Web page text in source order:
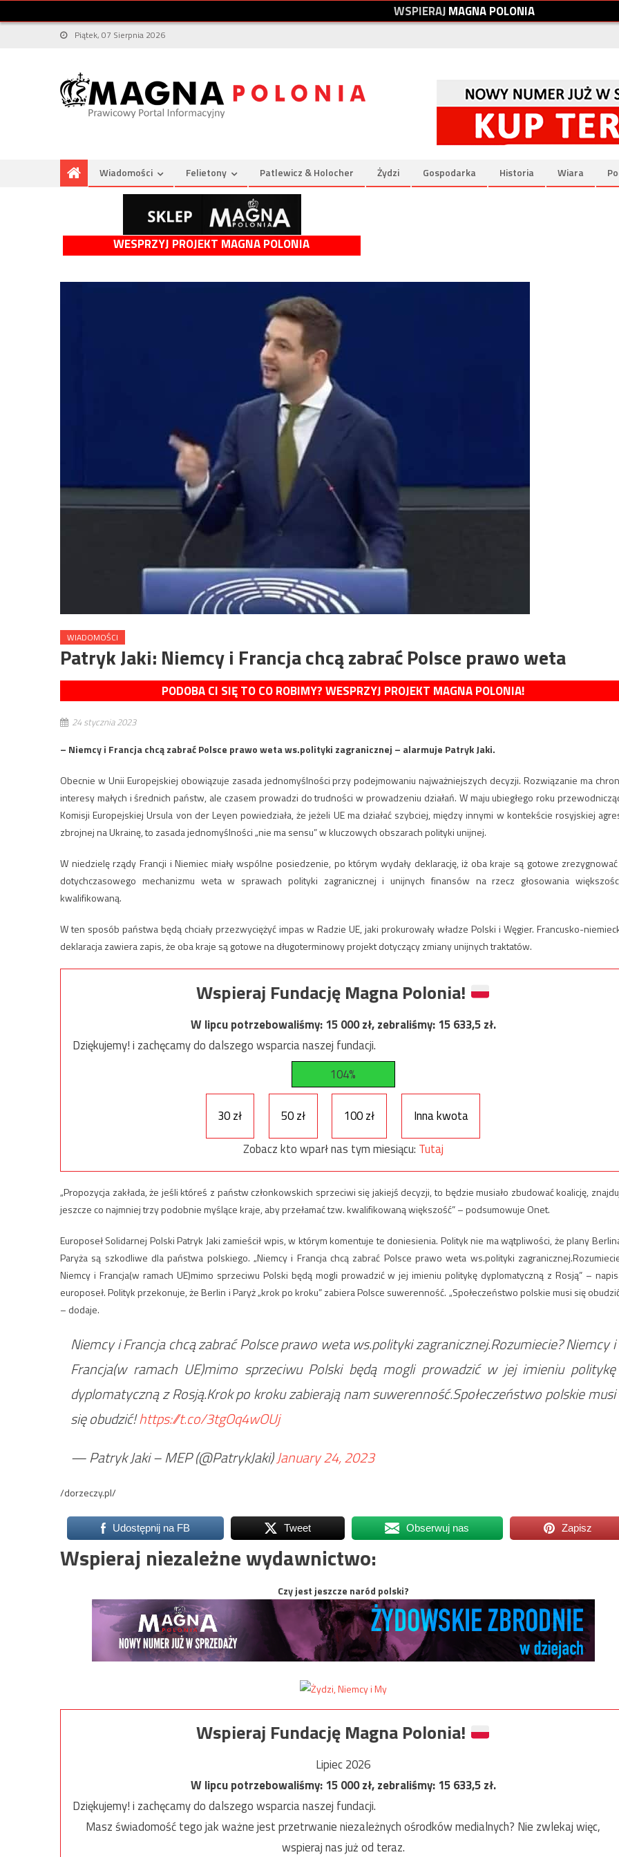
WSPIERAJMAGNAPOLONIA
Piątek, 07 Sierpnia 2026
Wiadomości Felietony Patlewicz & Holocher Żydzi Gospodarka Historia Wiara
WESPRZYJ PROJEKT MAGNA POLONIA
WIADOMOŚCI
Patryk Jaki: Niemcy i Francja chcą zabrać Polsce prawo weta
PODOBA CI SIĘ TO CO ROBIMY? WESPRZYJ PROJEKT MAGNA POLONIA!
24 stycznia 2023
– Niemcy i Francja chcą zabrać Polsce prawo weta ws.polityki zagranicznej – alarmuje Patryk Jaki.
Obecnie w Unii Europejskiej obowiązuje zasada jednomyślności przy podejmowaniu najważniejszych decyzji. Rozwiązanie ma
interesy małych i średnich państw, ale czasem prowadzi do trudności w prowadzeniu działań. W maju ubiegłego roku
Komisji Europejskiej Ursula von der Leyen powiedziała, że jeżeli UE ma działać szybciej, między innymi w kontekście rosyjskiej
zbrojnej na Ukrainę, to zasada jednomyślności „nie ma sensu” w kluczowych obszarach polityki unijnej.
W niedzielę rządy Francji i Niemiec miały wspólne posiedzenie, po którym wydały deklarację, iż oba kraje są gotowe
dotychczasowego mechanizmu weta w sprawach polityki zagranicznej i unijnych finansów na rzecz głosowania
kwalifikowaną.
W ten sposób państwa będą chciały przezwyciężyć impas w Radzie UE, jaki prokurowały władze Polski i Węgier. Francusko-
deklaracja zawiera zapis, że oba kraje są gotowe na długoterminowy projekt dotyczący zmiany unijnych traktatów.
Wspieraj Fundację Magna Polonia!
W lipcu potrzebowaliśmy:15 000zł, zebraliśmy:15 633,5zł.
Dziękujemy! i zachęcamy do dalszego wsparcia naszej fundacji.
104%
30 zł 50 zł 100 zł
Inna kwota
Zobacz kto wparł nas tym miesiącu: Tutaj
„Propozycja zakłada, że jeśli któreś z państw członkowskich sprzeciwi się jakiejś decyzji, to będzie musiało zbudować koalicję,
jeszcze co najmniej trzy podobnie myślące kraje, aby przełamać tzw. kwalifikowaną większość” – podsumowuje Onet.
Europoseł Solidarnej Polski Patryk Jaki zamieścił wpis, w którym komentuje te doniesienia. Polityk nie ma wątpliwości, że plany
Paryża są szkodliwe dla państwa polskiego. „Niemcy i Francja chcą zabrać Polsce prawo weta ws.polityki
Niemcy i Francja(w ramach UE)mimo sprzeciwu Polski będą mogli prowadzić w jej imieniu politykę dyplomatyczną z Rosją” –
europoseł. Polityk przekonuje, że Berlin i Paryż „krok po kroku” zabiera Polsce suwerenność. „Społeczeństwo polskie musi się
– dodaje.
Niemcy i Francja chcą zabrać Polsce prawo weta ws.polityki zagranicznej.Rozumiecie? Niemcy i
Francja(w ramach UE)mimo sprzeciwu Polski będą mogli prowadzić w jej imieniu politykę
dyplomatyczną z Rosją.Krok po kroku zabierają nam suwerenność.Społeczeństwo polskie musi
się obudzić!https://t.co/3tgOq4wOUj
— Patryk Jaki – MEP (@PatrykJaki)January 24, 2023
/dorzeczy.pl/
Udostępnij na FB Tweet Obserwuj nas Zapisz
Wspieraj niezależne wydawnictwo:
Czy jest jeszcze naród polski?
Wspieraj Fundację Magna Polonia!
Lipiec 2026
W lipcu potrzebowaliśmy:15 000zł, zebraliśmy:15 633,5zł.
Dziękujemy! i zachęcamy do dalszego wsparcia naszej fundacji.
Masz świadomość tego jak ważne jest przetrwanie niezależnych ośrodków medialnych? Nie zwlekaj więc,
wspieraj nas już od teraz.